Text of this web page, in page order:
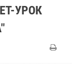
УРОК